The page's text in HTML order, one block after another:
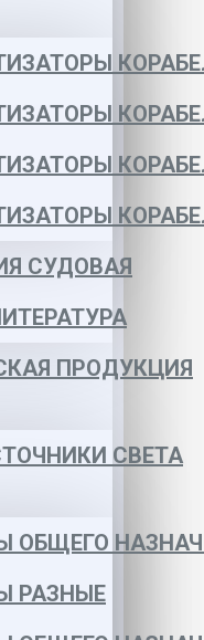
СУДОВАЯ
ПРОДУКЦИЯ
СВЕТА
ОБЩЕГО
РАЗНЫЕ